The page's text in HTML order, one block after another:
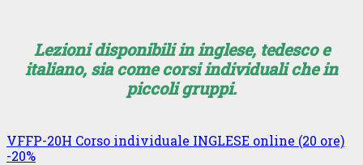
Lezioni disponibili in inglese, tedesco e
italiano, sia come corsi individuali che in
piccoli gruppi.
VFFP-20H Corso individuale INGLESE online (20 ore)
-20%